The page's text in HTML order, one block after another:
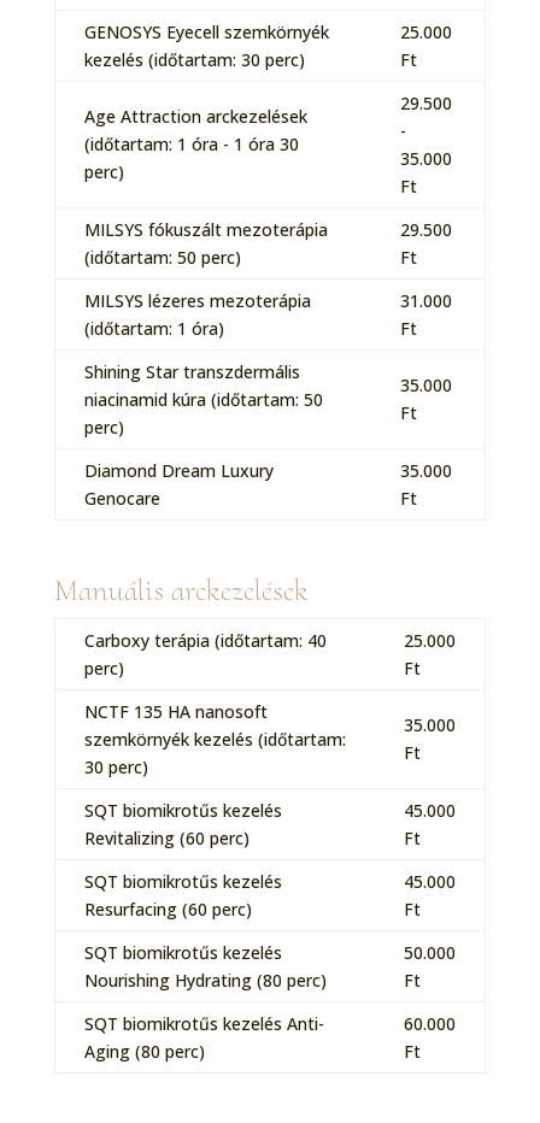
GENOSYS Eyecell szemkörnyék
kezelés (időtartam: 30 perc)
25.000
Ft
Age Attraction arckezelések
(időtartam: 1 óra - 1 óra 30
perc)
29.500
-
35.000
Ft
MILSYS fókuszált mezoterápia
(időtartam: 50 perc)
29.500
Ft
MILSYS lézeres mezoterápia
(időtartam: 1 óra)
31.000
Ft
Shining Star transzdermális
niacinamid kúra (időtartam: 50
perc)
35.000
Ft
Diamond Dream Luxury
Genocare
35.000
Ft
Manuális arckezelések
Carboxy terápia (időtartam: 40
perc)
25.000
Ft
NCTF 135 HA nanosoft
szemkörnyék kezelés (időtartam:
30 perc)
35.000
Ft
SQT biomikrotűs kezelés
Revitalizing (60 perc)
45.000
Ft
SQT biomikrotűs kezelés
Resurfacing (60 perc)
45.000
Ft
SQT biomikrotűs kezelés
Nourishing Hydrating (80 perc)
50.000
Ft
SQT biomikrotűs kezelés Anti-
Aging (80 perc)
60.000
Ft